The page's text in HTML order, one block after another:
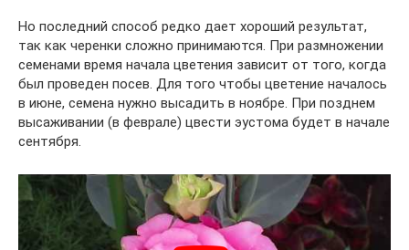
Но последний способ редко дает хороший результат,
так как черенки сложно принимаются. При размножении
семенами время начала цветения зависит от того, когда
был проведен посев. Для того чтобы цветение началось
в июне, семена нужно высадить в ноябре. При позднем
высаживании (в феврале) цвести эустома будет в начале
сентября.